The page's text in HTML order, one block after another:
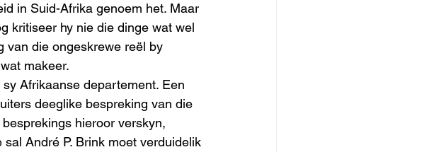
in Suid-Afrika genoem het. Maar
kritiseer hy nie die dinge wat wel
van die ongeskrewe reël by
makeer.
Afrikaanse departement. Een
deeglike bespreking van die
hieroor verskyn,
André P. Brink moet verduidelik